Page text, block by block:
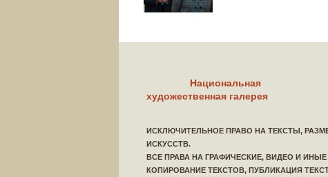
Национальная
художественная галерея
ИСКЛЮЧИТЕЛЬНОЕ ПРАВО НА ТЕКСТЫ,
ИСКУССТВ.
ВСЕ ПРАВА НА ГРАФИЧЕСКИЕ, ВИДЕО И
КОПИРОВАНИЕ ТЕКСТОВ, ПУБЛИКАЦИЯ